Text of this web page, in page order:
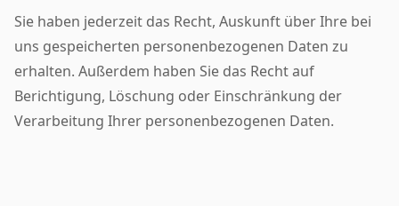
Sie haben jederzeit das Recht, Auskunft über Ihre bei
uns gespeicherten personenbezogenen Daten zu
erhalten. Außerdem haben Sie das Recht auf
Berichtigung, Löschung oder Einschränkung der
Verarbeitung Ihrer personenbezogenen Daten.